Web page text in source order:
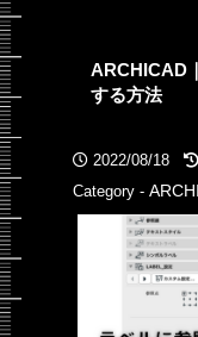
ARCHICAD
する方法
2022/08/18
Category -